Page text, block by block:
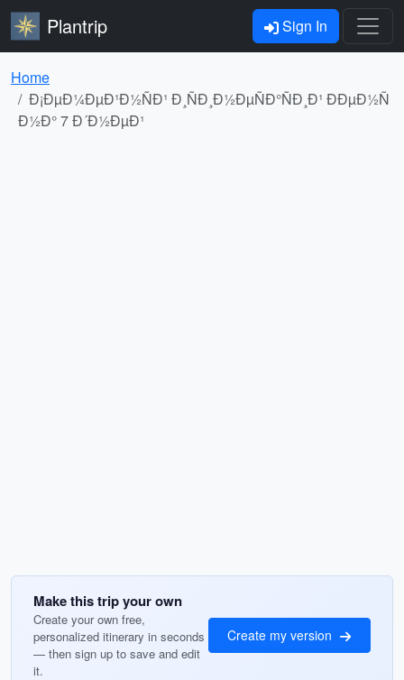
Plantrip Sign In
Home
Ð¡ÐµÐ¼ÐµÐ¹Ð½ÑÐ¹ Ð¸ÑÐ¸Ð½ÐµÑÐ°ÑÐ¸Ð¹ ÐÐµÐ½Ñ
Ð½Ð° 7 Ð´Ð½ÐµÐ¹
Make this trip your own
Create your own free,
personalized itinerary in seconds
— then sign up to save and edit
it.
Create my version